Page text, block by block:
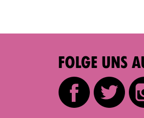
FOLGE UNS